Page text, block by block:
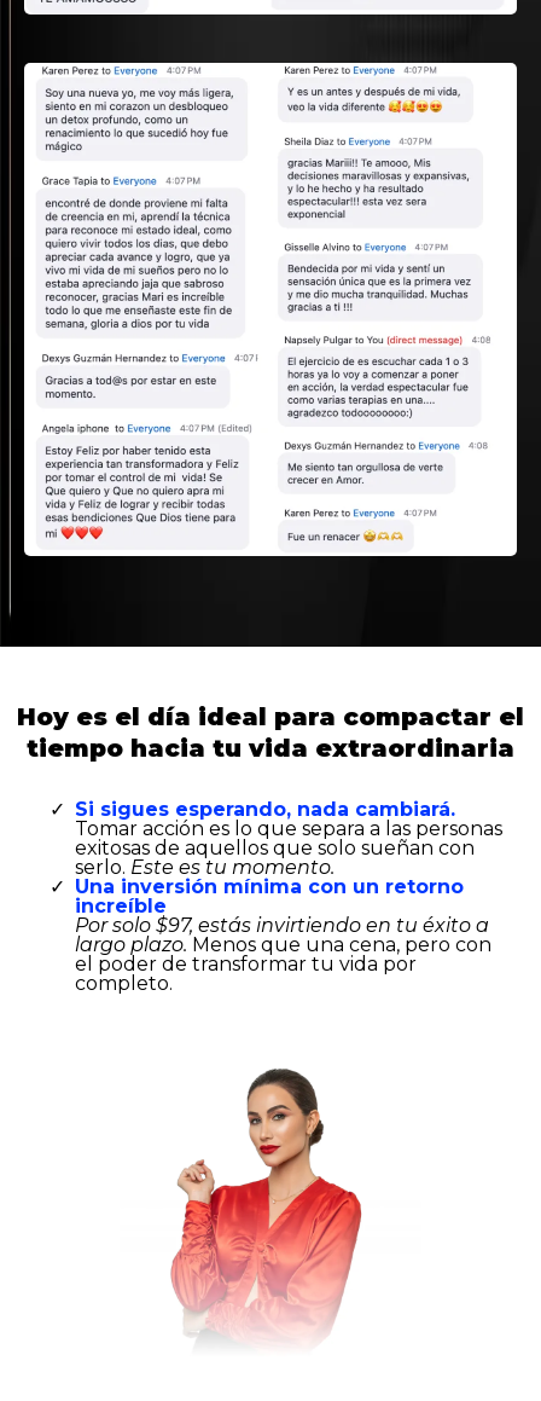
Hoy es el día ideal para compactar el
tiempo hacia tu vida extraordinaria
Si sigues esperando, nada cambiará.
Tomar acción es lo que separa a las personas
exitosas de aquellos que solo sueñan con
serlo. Este es tu momento.
Una inversión mínima con un retorno
increíble
Por solo $97, estás invirtiendo en tu éxito a
largo plazo. Menos que una cena, pero con
el poder de transformar tu vida por
completo.